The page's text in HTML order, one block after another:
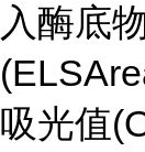
入酶底
吸光值